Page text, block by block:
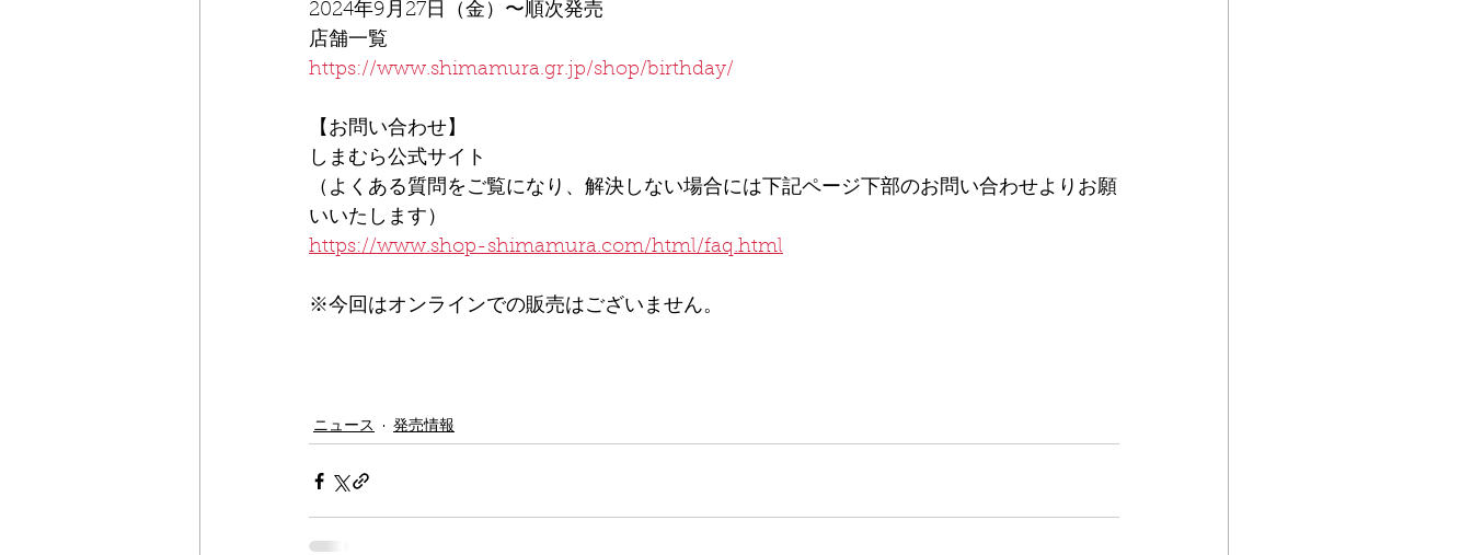
2024年9月27日（金）〜順次発売
店舗一覧
https://www.shimamura.gr.jp/shop/birthday/
【お問い合わせ】
しまむら公式サイト
（よくある質問をご覧になり、解決しない場合には下記ページ下部のお問い合わせよりお願
いいたします）
https://www.shop-shimamura.com/html/faq.html
※今回はオンラインでの販売はございません。
ニュース 発売情報